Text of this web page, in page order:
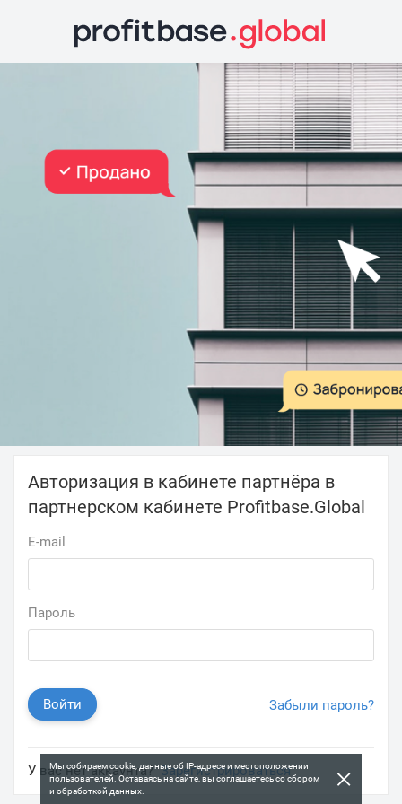
Мы собираем cookie, данные об IP-адресе и местоположении
пользователей. Оставаясь на сайте, вы соглашаетесь со сбором
и обработкой данных.
×
Авторизация в кабинете партнёра в
партнерском кабинете Profitbase.Global
E-mail
Пароль
Войти Забыли пароль?
У вас нет аккаунта?Зарегистрироваться